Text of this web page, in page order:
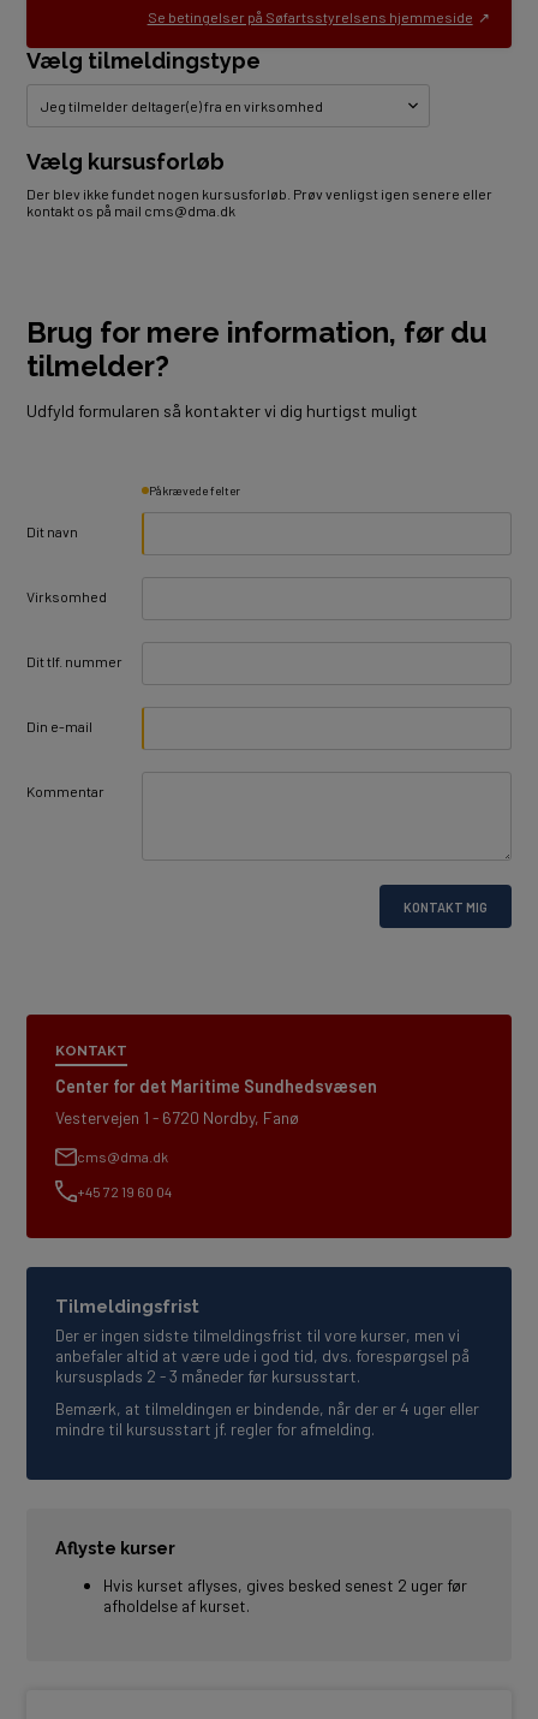
Vælg tilmeldingstype
Vælg kursusforløb
Der blev ikke fundet nogen kursusforløb. Prøv venligst igen senere eller
kontakt os på mail cms@dma.dk
Se betingelser på Søfartsstyrelsens hjemmeside
Brug for mere information, før du
tilmelder?
Udfyld formularen så kontakter vi dig hurtigst muligt
Påkrævede felter
Dit navn
Virksomhed
Dit tlf. nummer
Din e-mail
Kommentar
KONTAKT MIG
KONTAKT
Center for det Maritime Sundhedsvæsen
Vestervejen 1 - 6720 Nordby, Fanø
cms@dma.dk
+45 72 19 60 04
Tilmeldingsfrist
Der er ingen sidste tilmeldingsfrist til vore kurser, men vi
anbefaler altid at være ude i god tid, dvs. forespørgsel på
kursusplads 2 - 3 måneder før kursusstart.
Bemærk, at tilmeldingen er bindende, når der er 4 uger eller
mindre til kursusstart jf. regler for afmelding.
Aflyste kurser
Hvis kurset aflyses, gives besked senest 2 uger før
afholdelse af kurset.